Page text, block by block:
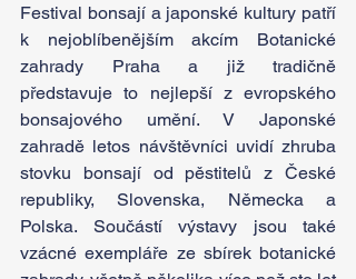
Festival bonsají a japonské kultury patří
k nejoblíbenějším akcím Botanické
zahrady Praha a již tradičně
představuje to nejlepší z evropského
bonsajového umění. V Japonské
zahradě letos návštěvníci uvidí zhruba
stovku bonsají od pěstitelů z České
republiky, Slovenska, Německa a
Polska. Součástí výstavy jsou také
vzácné exempláře ze sbírek botanické